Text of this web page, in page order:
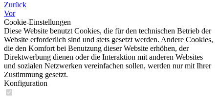
Zurück
Vor
Cookie-Einstellungen
Diese Website benutzt Cookies, die für den technischen Betrieb der
Website erforderlich sind und stets gesetzt werden. Andere Cookies,
die den Komfort bei Benutzung dieser Website erhöhen, der
Direktwerbung dienen oder die Interaktion mit anderen Websites
und sozialen Netzwerken vereinfachen sollen, werden nur mit Ihrer
Zustimmung gesetzt.
Konfiguration